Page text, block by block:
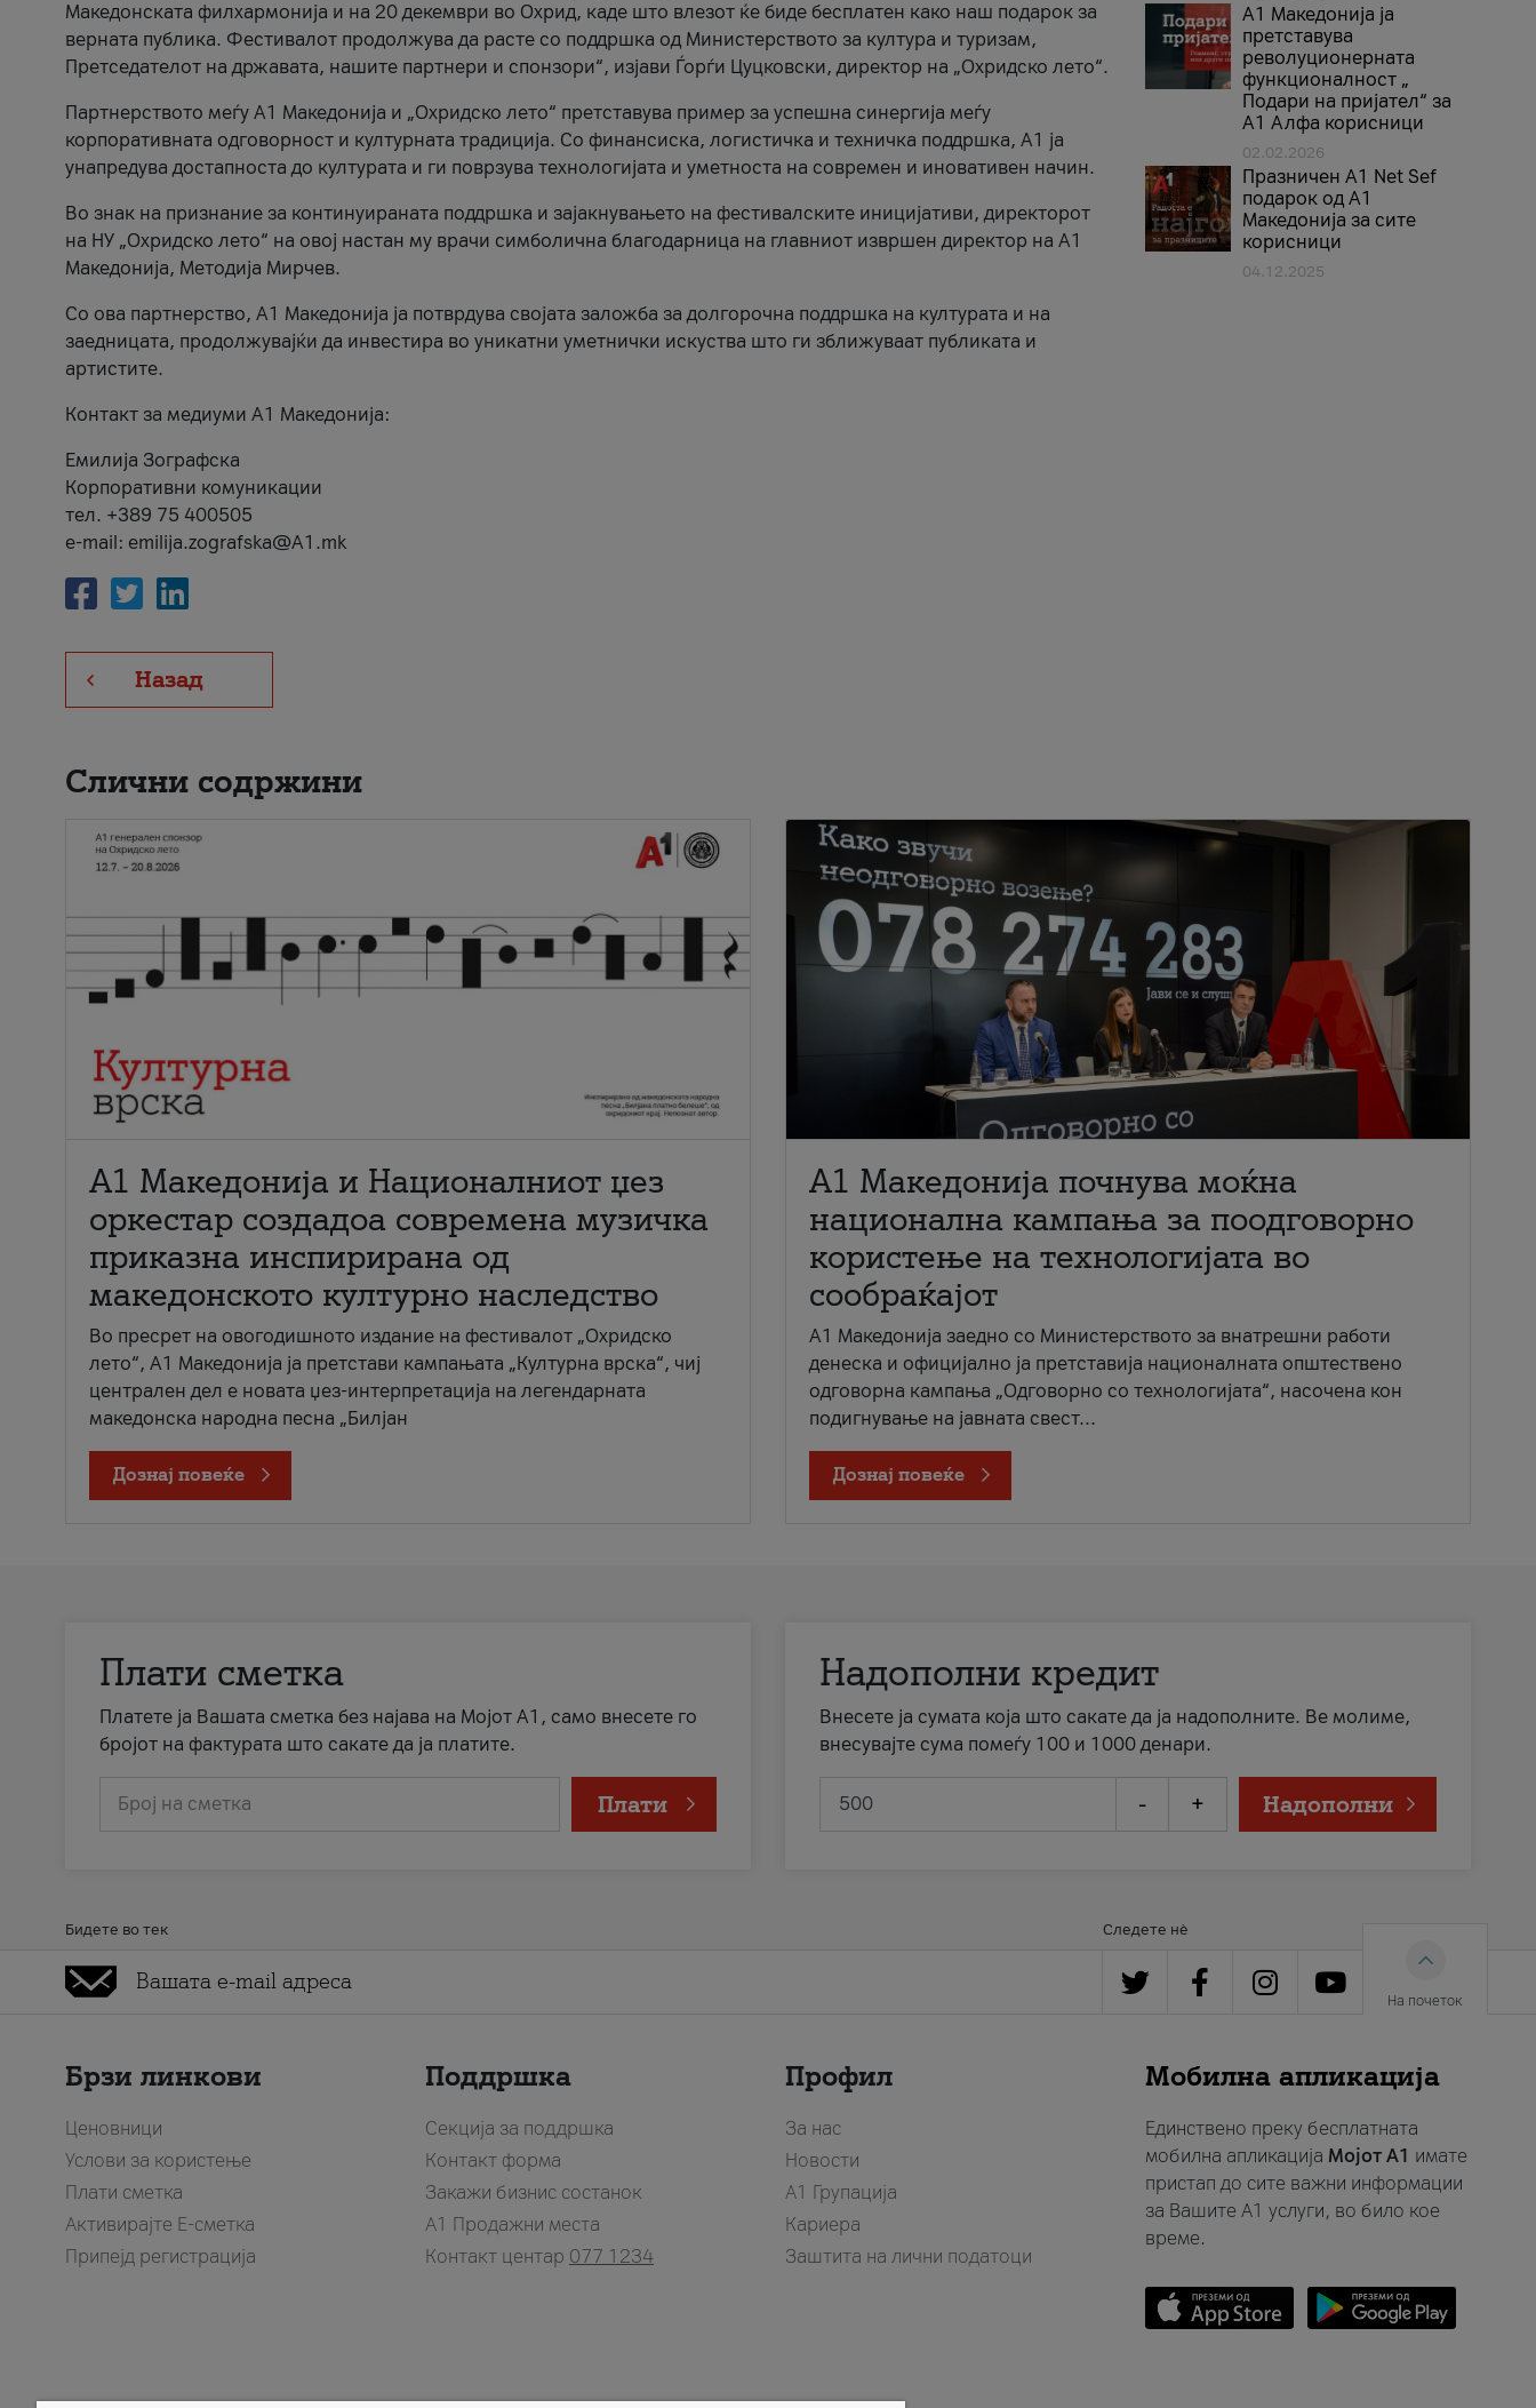
Македонската филхармонија и на 20 декември во Охрид, каде што влезот ќе биде бесплатен како наш подарок за
верната публика. Фестивалот продолжува да расте со поддршка од Министерството за култура и туризам,
Претседателот на државата, нашите партнери и спонзори“, изјави Ѓорѓи Цуцковски, директор на „Охридско лето“.
Партнерството меѓу A1 Македонија и „Охридско лето“ претставува пример за успешна синергија меѓу
корпоративната одговорност и културната традиција. Со финансиска, логистичка и техничка поддршка, A1 ја
унапредува достапноста до културата и ги поврзува технологијата и уметноста на современ и иновативен начин.
Во знак на признание за континуираната поддршка и зајакнувањето на фестивалските иницијативи, директорот
на НУ „Охридско лето“ на овој настан му врачи симболична благодарница на главниот извршен директор на A1
Македонија, Методија Мирчев.
Со ова партнерство, A1 Македонија ја потврдува својата заложба за долгорочна поддршка на културата и на
заедницата, продолжувајќи да инвестира во уникатни уметнички искуства што ги зближуваат публиката и
артистите.
Контакт за медиуми А1 Македонија:
Емилија Зографска
Корпоративни комуникации
тел. +389 75 400505
e-mail: emilija.zografska@A1.mk
Назад
А1 Македонија ја
претставува
револуционерната
функционалност „
Подари на пријател“ за
А1 Алфа корисници
02.02.2026
Празничен A1 Net Sеf
подарок од А1
Македонија за сите
корисници
04.12.2025
Слични содржини
А1 Македонија и Националниот џез
оркестар создадоа современа музичка
приказна инспирирана од
македонското културно наследство
Во пресрет на овогодишното издание на фестивалот „Охридско
лето“, А1 Македонија ја претстави кампањата „Културна врска“, чиј
централен дел е новата џез-интерпретација на легендарната
македонска народна песна „Билјан
Дознај повеќе
A1 Македонија почнува моќна
национална кампања за поодговорно
користење на технологијата во
сообраќајот
A1 Македонија заедно со Министерството за внатрешни работи
денеска и официјално ја претставија националната општествено
одговорна кампања „Одговорно со технологијата“, насочена кон
подигнување на јавната свест...
Дознај повеќе
Плати сметка
Платете ја Вашата сметка без најава на Мојот А1, само внесете го
бројот на фактурата што сакате да ја платите.
Број на сметка Плати
Надополни кредит
Внесете ја сумата која што сакате да ја надополните. Ве молиме,
внесувајте сума помеѓу 100 и 1000 денари.
- + Надополни
Бидете во тек Следете нè
На почеток
Брзи линкови
Ценовници
Услови за користење
Плати сметка
Активирајте Е-сметка
Припејд регистрација
Поддршка
Секција за поддршка
Контакт форма
Закажи бизнис состанок
A1 Продажни места
Контакт центар 077 1234
Профил
За нас
Новости
А1 Групација
Кариера
Заштита на лични податоци
Мобилна апликација
Единствено преку бесплатната
мобилна апликација Мојот A1 имате
пристап до сите важни информации
за Вашите A1 услуги, во било кое
време.